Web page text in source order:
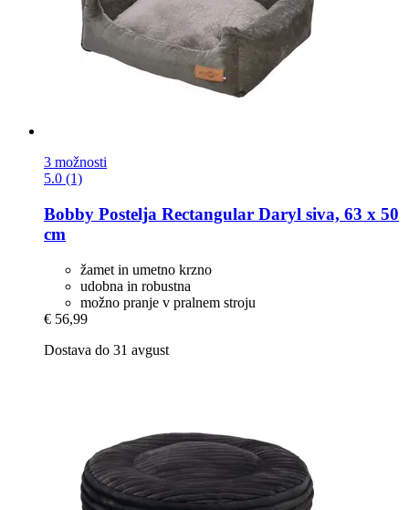
3 možnosti
5.0 (1)
Bobby Postelja Rectangular Daryl siva, 63 x 50
cm
žamet in umetno krzno
udobna in robustna
možno pranje v pralnem stroju
€ 56,99
Dostava do 31 avgust